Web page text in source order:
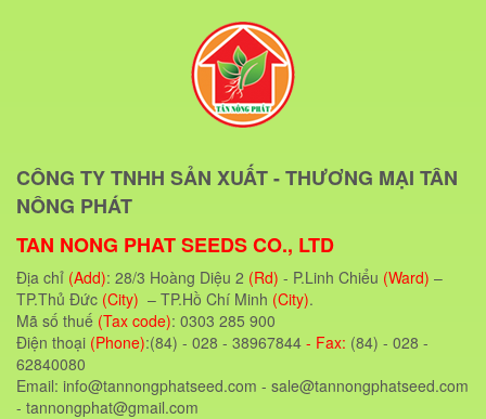
CÔNG TY TNHH SẢN XUẤT - THƯƠNG MẠI TÂN
NÔNG PHÁT
TAN NONG PHAT SEEDS CO., LTD
Địa chỉ (Add): 28/3 Hoàng Diệu 2 (Rd) - P.Linh Chiểu (Ward) –
TP.Thủ Đức (City) – TP.Hồ Chí Minh (City).
Mã số thuế (Tax code): 0303 285 900
Điện thoại (Phone):(84) - 028 - 38967844 - Fax: (84) - 028 -
62840080
Email: info@tannongphatseed.com - sale@tannongphatseed.com
- tannongphat@gmail.com